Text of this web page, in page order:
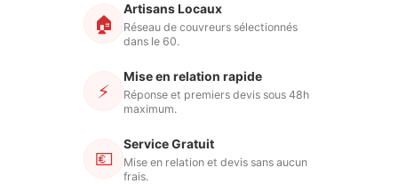
🏠
Artisans Locaux
Réseau de couvreurs sélectionnés
dans le 60.
⚡
Mise en relation rapide
Réponse et premiers devis sous 48h
maximum.
💶
Service Gratuit
Mise en relation et devis sans aucun
frais.